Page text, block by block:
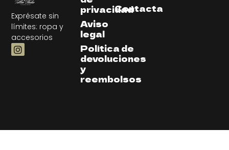
Exprésate sin
límites: ropa y
accesorios
Contacta
privacidad
Aviso
legal
Política de
devoluciones
y
reembolsos